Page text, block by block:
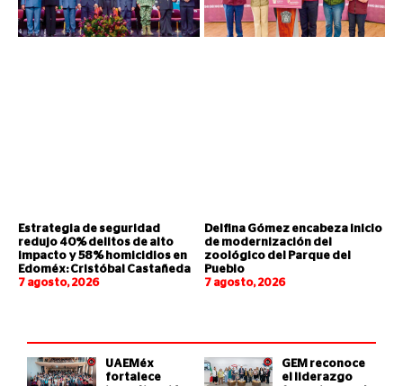
Estrategia de seguridad
redujo 40% delitos de alto
impacto y 58% homicidios en
Edoméx: Cristóbal Castañeda
7 agosto, 2026
Delfina Gómez encabeza inicio
de modernización del
zoológico del Parque del
Pueblo
7 agosto, 2026
UAEMéx
fortalece
GEM reconoce
el liderazgo